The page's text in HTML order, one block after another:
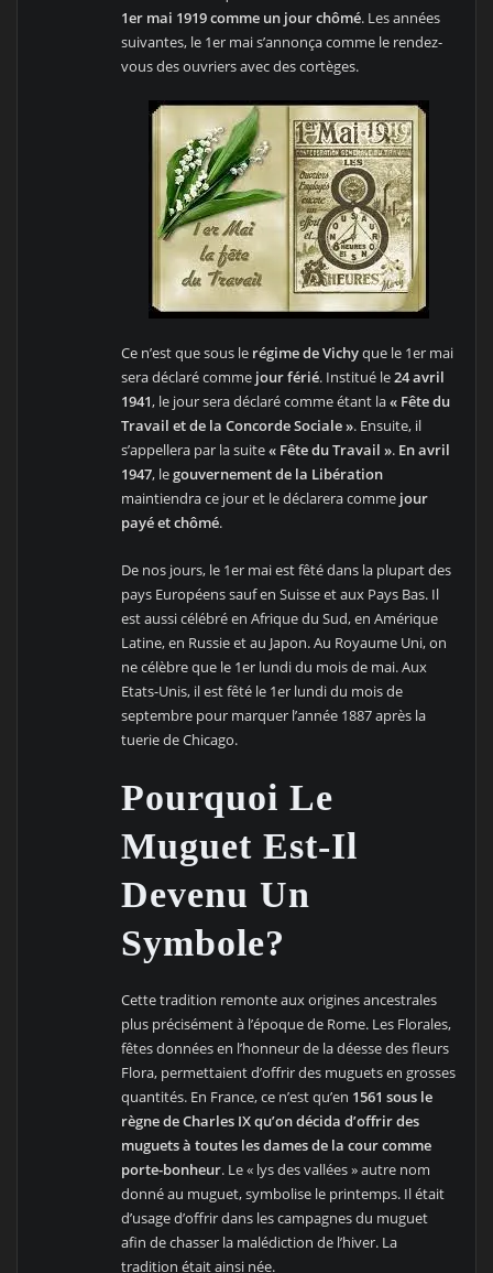
1er mai 1919 comme un jour chômé. Les années
suivantes, le 1er mai s’annonça comme le rendez-
vous des ouvriers avec des cortèges.
Ce n’est que sous le régime de Vichyque le 1er mai
sera déclaré comme jour férié. Institué le24 avril
1941, le jour sera déclaré comme étant la« Fête du
Travail et de la Concorde Sociale ». Ensuite, il
s’appellera par la suite« Fête du Travail ». En avril
1947, legouvernement de la Libération
maintiendra ce jour et le déclarera comme jour
payé et chômé.
De nos jours, le 1er mai est fêté dans la plupart des
pays Européens sauf en Suisse et aux Pays Bas. Il
est aussi célébré en Afrique du Sud, en Amérique
Latine, en Russie et au Japon. Au Royaume Uni, on
ne célèbre que le 1er lundi du mois de mai. Aux
Etats-Unis, il est fêté le 1er lundi du mois de
septembre pour marquer l’année 1887 après la
tuerie de Chicago.
Pourquoi Le
Muguet Est-Il
Devenu Un
Symbole?
Cette tradition remonte aux origines ancestrales
plus précisément à l’époque de Rome. Les Florales,
fêtes données en l’honneur de la déesse des fleurs
Flora, permettaient d’offrir des muguets en grosses
quantités. En France, ce n’est qu’en 1561 sous le
règne de Charles IX qu’on décida d’offrir des
muguets à toutes les dames de la cour comme
porte-bonheur. Le « lys des vallées » autre nom
donné au muguet, symbolise le printemps. Il était
d’usage d’offrir dans les campagnes du muguet
afin de chasser la malédiction de l’hiver. La
tradition était ainsi née.